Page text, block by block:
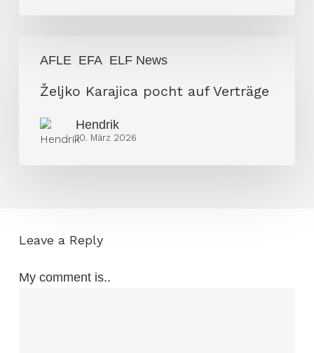
AFLE EFA ELF News
Karajica
pocht
Verträge
Željko Karajica pocht auf Verträge
Hendrik
10. März 2026
Leave a Reply
My comment is..